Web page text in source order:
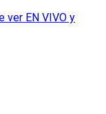
ver EN VIVO y